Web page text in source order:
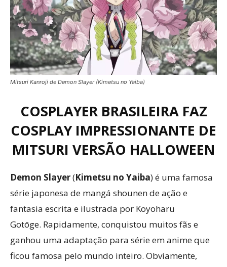
Mitsuri Kanroji de Demon Slayer (Kimetsu no Yaiba)
COSPLAYER BRASILEIRA FAZ
COSPLAY IMPRESSIONANTE DE
MITSURI VERSÃO HALLOWEEN
Demon Slayer(Kimetsu no Yaiba) é uma famosa
série japonesa de mangá shounen de ação e
fantasia escrita e ilustrada por Koyoharu
Gotōge. Rapidamente, conquistou muitos fãs e
ganhou uma adaptação para série em anime que
ficou famosa pelo mundo inteiro. Obviamente,